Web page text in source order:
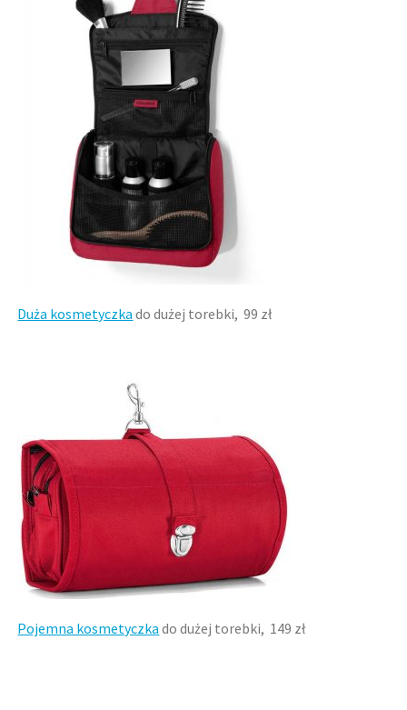
Duża kosmetyczka do dużej torebki, 99 zł
Pojemna kosmetyczka do dużej torebki, 149 zł